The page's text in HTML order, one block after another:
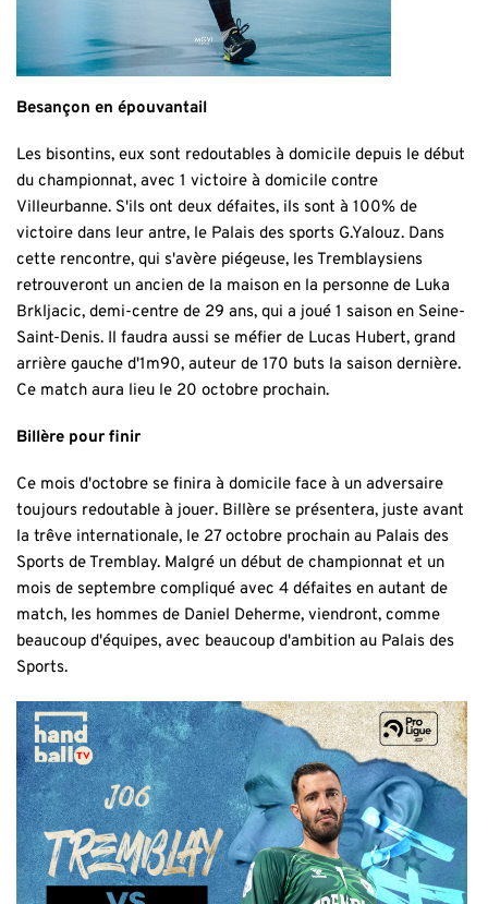
Besançon en épouvantail
Les bisontins, eux sont redoutables à domicile depuis le début
du championnat, avec 1 victoire à domicile contre
Villeurbanne. S'ils ont deux défaites, ils sont à 100% de
victoire dans leur antre, le Palais des sports G.Yalouz. Dans
cette rencontre, qui s'avère piégeuse, les Tremblaysiens
retrouveront un ancien de la maison en la personne de Luka
Brkljacic, demi-centre de 29 ans, qui a joué 1 saison en Seine-
Saint-Denis. Il faudra aussi se méfier de Lucas Hubert, grand
arrière gauche d'1m90, auteur de 170 buts la saison dernière.
Ce match aura lieu le 20 octobre prochain.
Billère pour finir
Ce mois d'octobre se finira à domicile face à un adversaire
toujours redoutable à jouer. Billère se présentera, juste avant
la trêve internationale, le 27 octobre prochain au Palais des
Sports de Tremblay. Malgré un début de championnat et un
mois de septembre compliqué avec 4 défaites en autant de
match, les hommes de Daniel Deherme, viendront, comme
beaucoup d'équipes, avec beaucoup d'ambition au Palais des
Sports.